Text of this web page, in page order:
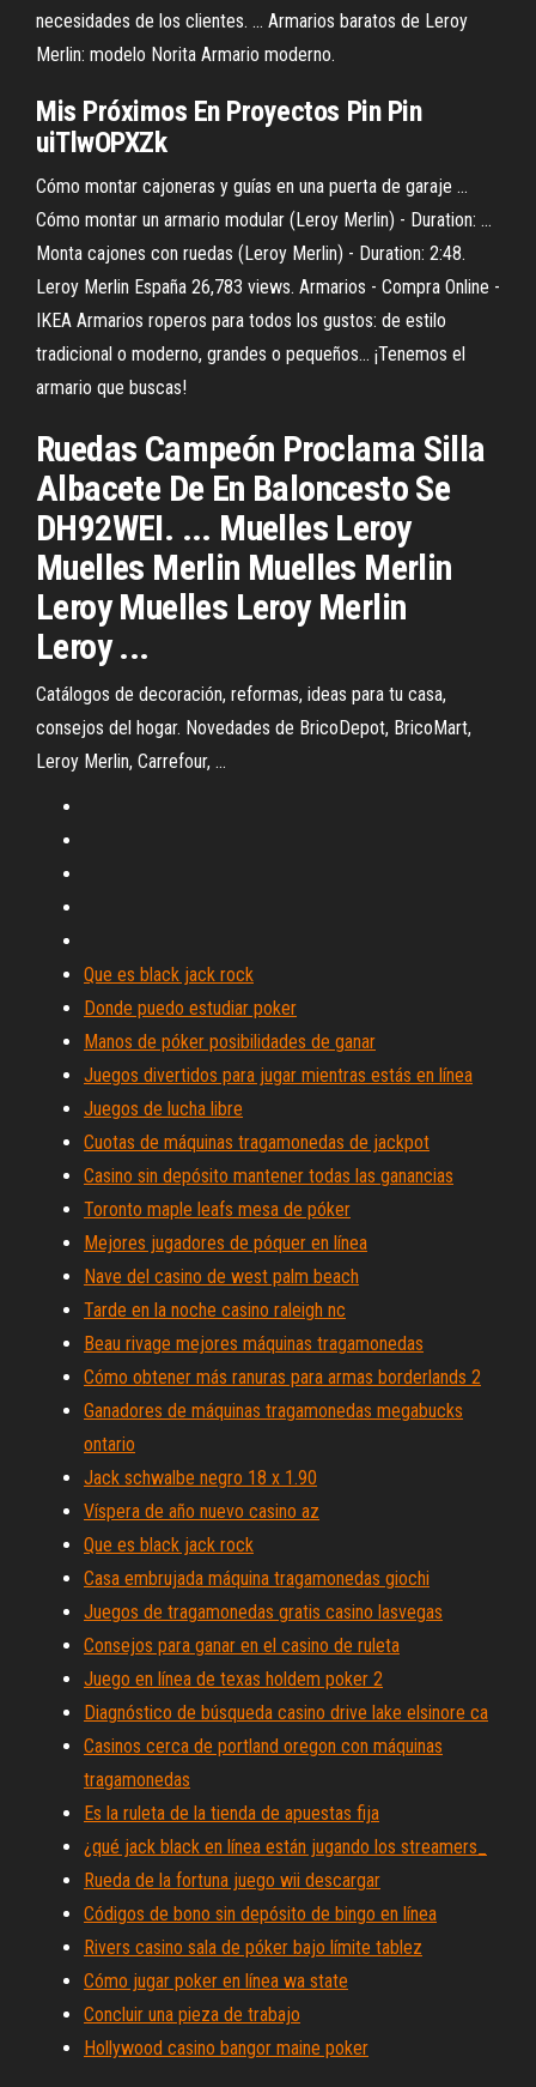
necesidades de los clientes. ... Armarios baratos de Leroy
Merlin: modelo Norita Armario moderno.
Mis Próximos En Proyectos Pin Pin
uiTlwOPXZk
Cómo montar cajoneras y guías en una puerta de garaje ...
Cómo montar un armario modular (Leroy Merlin) - Duration: ...
Monta cajones con ruedas (Leroy Merlin) - Duration: 2:48.
Leroy Merlin España 26,783 views. Armarios - Compra Online -
IKEA Armarios roperos para todos los gustos: de estilo
tradicional o moderno, grandes o pequeños… ¡Tenemos el
armario que buscas!
Ruedas Campeón Proclama Silla
Albacete De En Baloncesto Se
DH92WEI. ... Muelles Leroy
Muelles Merlin Muelles Merlin
Leroy Muelles Leroy Merlin
Leroy ...
Catálogos de decoración, reformas, ideas para tu casa,
consejos del hogar. Novedades de BricoDepot, BricoMart,
Leroy Merlin, Carrefour, ...
Que es black jack rock
Donde puedo estudiar poker
Manos de póker posibilidades de ganar
Juegos divertidos para jugar mientras estás en línea
Juegos de lucha libre
Cuotas de máquinas tragamonedas de jackpot
Casino sin depósito mantener todas las ganancias
Toronto maple leafs mesa de póker
Mejores jugadores de póquer en línea
Nave del casino de west palm beach
Tarde en la noche casino raleigh nc
Beau rivage mejores máquinas tragamonedas
Cómo obtener más ranuras para armas borderlands 2
Ganadores de máquinas tragamonedas megabucks
ontario
Jack schwalbe negro 18 x 1.90
Víspera de año nuevo casino az
Que es black jack rock
Casa embrujada máquina tragamonedas giochi
Juegos de tragamonedas gratis casino lasvegas
Consejos para ganar en el casino de ruleta
Juego en línea de texas holdem poker 2
Diagnóstico de búsqueda casino drive lake elsinore ca
Casinos cerca de portland oregon con máquinas
tragamonedas
Es la ruleta de la tienda de apuestas fija
¿qué jack black en línea están jugando los streamers_
Rueda de la fortuna juego wii descargar
Códigos de bono sin depósito de bingo en línea
Rivers casino sala de póker bajo límite tablez
Cómo jugar poker en línea wa state
Concluir una pieza de trabajo
Hollywood casino bangor maine poker